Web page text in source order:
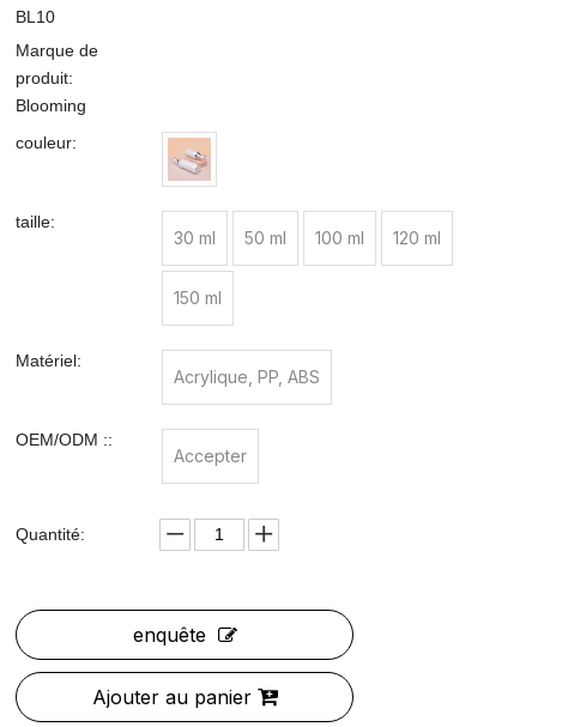
BL10
Marque de
produit:
Blooming
couleur:
taille:
30 ml 50 ml 100 ml 120 ml
150 ml
Matériel:
Acrylique, PP, ABS
OEM/ODM ::
Accepter
Quantité:
enquête
Ajouter au panier